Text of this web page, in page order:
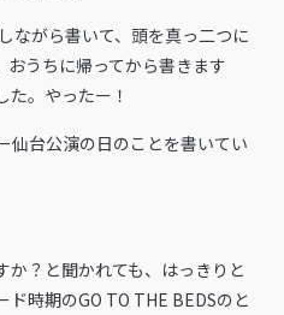
ながら書いて、頭を真っ二つに
うちに帰ってから書きます
。やったー！
仙台公演の日のことを書いてい
か？と聞かれても、はっきりと
時期のGO TO THE BEDSのと